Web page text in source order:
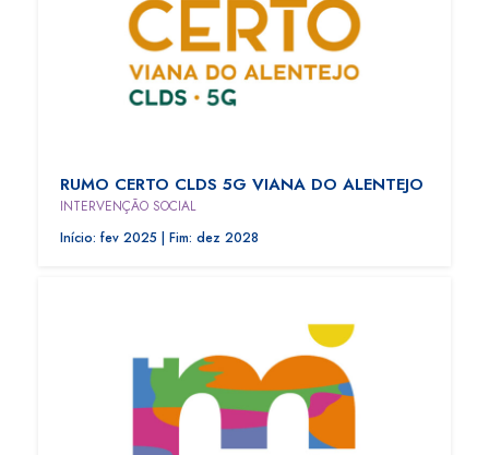
RUMO CERTO CLDS 5G VIANA DO ALENTEJO
INTERVENÇÃO SOCIAL
Início: fev 2025 | Fim: dez 2028